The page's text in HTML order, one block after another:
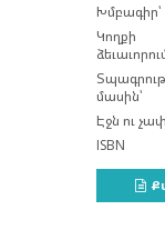
Խմբագիր՝
Կողքի
մասին՝
Էջն ու
ISBN